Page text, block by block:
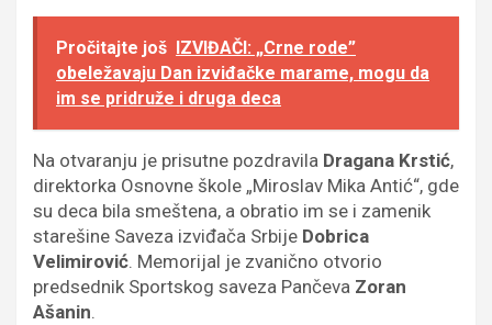
Pročitajte još
IZVIĐAČI: „Crne rode”
obeležavaju Dan izviđačke marame, mogu da
im se pridruže i druga deca
Na otvaranju je prisutne pozdravila Dragana Krstić,
direktorka Osnovne škole „Miroslav Mika Antić“, gde
su deca bila smeštena, a obratio im se i zamenik
starešine Saveza izviđača Srbije Dobrica
Velimirović. Memorijal je zvanično otvorio
predsednik Sportskog saveza Pančeva Zoran
Ašanin.